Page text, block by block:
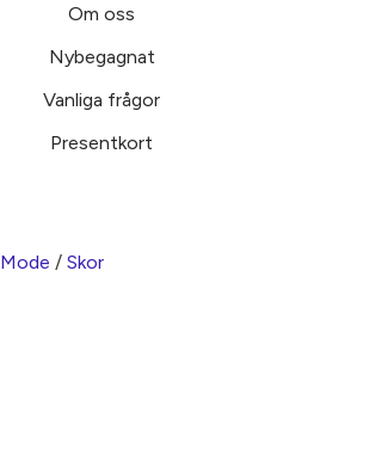
Om oss
Nybegagnat
Vanliga frågor
Presentkort
Mode / Skor